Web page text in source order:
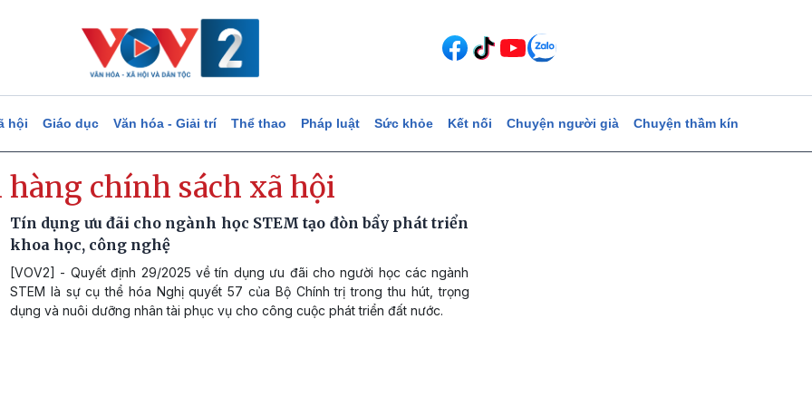
hội Giáo dục Văn hóa - Giải trí Thể thao Pháp luật Sức khỏe Kết nối Chuyện người già Chuyện thầm kín
hàng chính sách xã hội
Tín dụng ưu đãi cho ngành học STEM tạo đòn bẩy phát triển
khoa học, công nghệ
[VOV2] - Quyết định 29/2025 về tín dụng ưu đãi cho người học các ngành
STEM là sự cụ thể hóa Nghị quyết 57 của Bộ Chính trị trong thu hút, trọng
dụng và nuôi dưỡng nhân tài phục vụ cho công cuộc phát triển đất nước.